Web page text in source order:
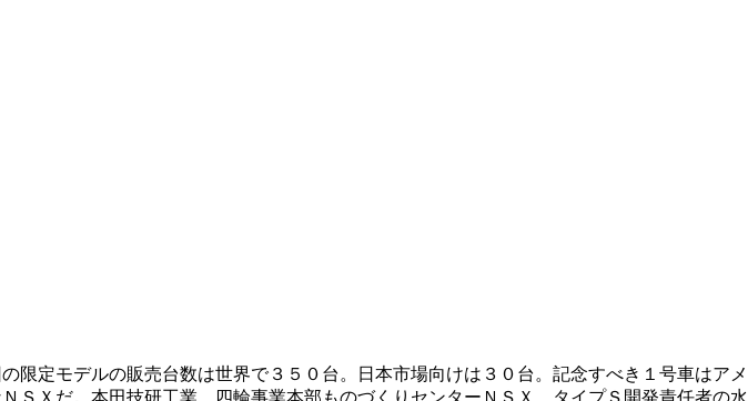
限定モデルの販売台数は世界で３５０台。日本市場向けは３０台。記念すべき１号車はアメ
ＳＸだ。本田技研工業 四輪事業本部ものづくりセンターＮＳＸ タイプＳ開発責任者の水